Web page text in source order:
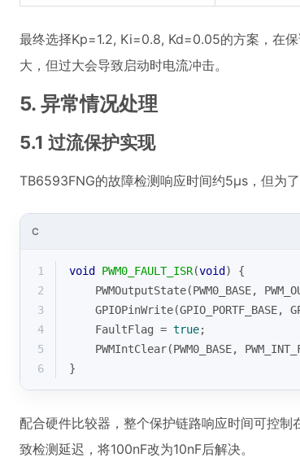
最终选择Kp=1.2, Ki=0.8, Kd=0.05的方案，在
大，但过大会导致启动时电流冲击。
5. 异常情况处理
5.1 过流保护实现
TB6593FNG的故障检测响应时间约5μs，但为
C
1 void PWM0_FAULT_ISR(void )
{
2
PWMOutputState(PWM0_BASE,
3
GPIOPinWrite(GPIO_PORTF_BASE,
4
    FaultFlag =
true;
5
PWMIntClear(PWM0_BASE,
6
}
配合硬件比较器，整个保护链路响应时间可控
致检测延迟，将100nF改为10nF后解决。